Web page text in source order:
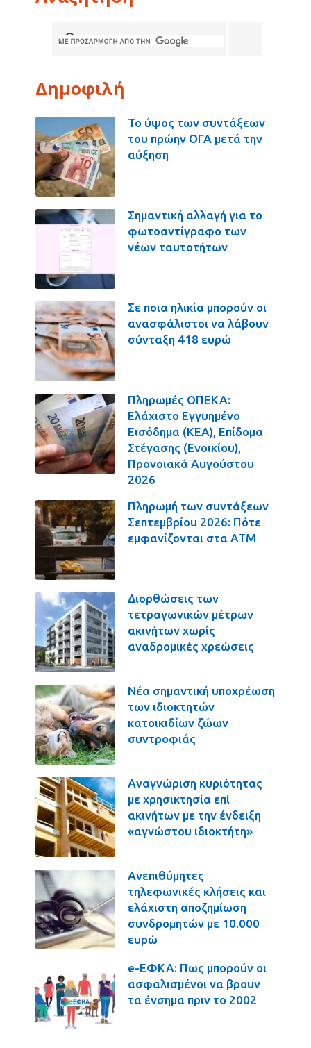
Δημοφιλή
Το ύψος των συντάξεων
του πρώην ΟΓΑ μετά την
αύξηση
Σημαντική αλλαγή για το
φωτοαντίγραφο των
νέων ταυτοτήτων
Σε ποια ηλικία μπορούν οι
ανασφάλιστοι να λάβουν
σύνταξη 418 ευρώ
Πληρωμές ΟΠΕΚΑ:
Ελάχιστο Εγγυημένο
Εισόδημα (ΚΕΑ), Επίδομα
Στέγασης (Ενοικίου),
Προνοιακά Αυγούστου
2026
Πληρωμή των συντάξεων
Σεπτεμβρίου 2026: Πότε
εμφανίζονται στα ΑΤΜ
Διορθώσεις των
τετραγωνικών μέτρων
ακινήτων χωρίς
αναδρομικές χρεώσεις
Νέα σημαντική υποχρέωση
των ιδιοκτητών
κατοικιδίων ζώων
συντροφιάς
Αναγνώριση κυριότητας
με χρησικτησία επί
ακινήτων με την ένδειξη
«αγνώστου ιδιοκτήτη»
Ανεπιθύμητες
τηλεφωνικές κλήσεις και
ελάχιστη αποζημίωση
συνδρομητών με 10.000
ευρώ
e-ΕΦΚΑ: Πως μπορούν οι
ασφαλισμένοι να βρουν
τα ένσημα πριν το 2002